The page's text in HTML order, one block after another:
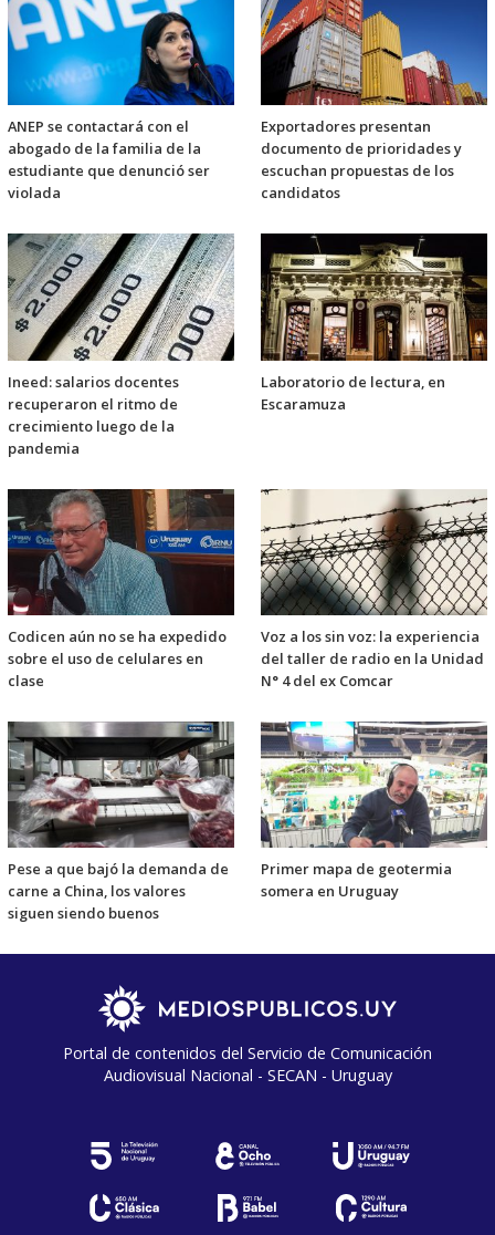
ANEP se contactará con el
abogado de la familia de la
estudiante que denunció ser
violada
Exportadores presentan
documento de prioridades y
escuchan propuestas de los
candidatos
Ineed: salarios docentes
recuperaron el ritmo de
crecimiento luego de la
pandemia
Laboratorio de lectura, en
Escaramuza
Codicen aún no se ha expedido
sobre el uso de celulares en
clase
Voz a los sin voz: la experiencia
del taller de radio en la Unidad
N° 4 del ex Comcar
Pese a que bajó la demanda de
carne a China, los valores
siguen siendo buenos
Primer mapa de geotermia
somera en Uruguay
Portal de contenidos del Servicio de Comunicación
Audiovisual Nacional - SECAN - Uruguay